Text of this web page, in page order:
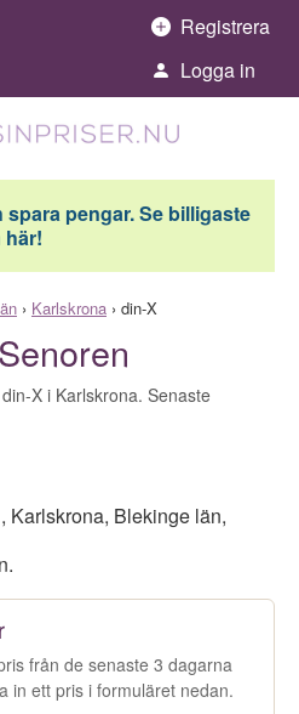
Registrera
Logga in
pengar. Se billigaste
här!
› Karlskrona › din-X
X i Karlskrona. Senaste
, Karlskrona, Blekinge län,
från de senaste 3 dagarna
in ett pris i formuläret nedan.